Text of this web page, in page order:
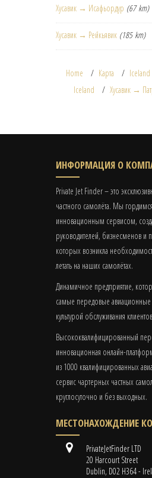
Хусавик → Исафьордур (67 km)
Хусавик → Рейкьявик (185 km)
Home Карта Iceland
Iceland
Хусавик →
ИНФОРМАЦИЯ О
Private Jet Finder – это
частного самолёта. Мы
инновационным сервисом,
руководителей, бизнесменов и
которых возникла
летать на наших самолётах.
Динамичное предприятие,
самые передовые
культурой обслуживания
Высококвалифицированный
инновационная онлайн-
из 1000 квалифицированных
сервис чартерных частных
круглосуточно и без выходных.
МЕСТОНАХОЖДЕНИЕ
PrivateJetFinder LTD
20 Harcourt Street
Dublin, D02 H364 -